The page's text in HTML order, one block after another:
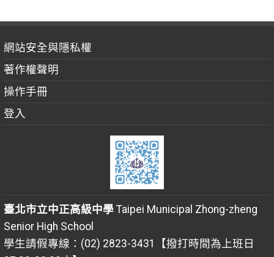
網站安全與隱私權
著作權聲明
操作手冊
登入
臺北市立中正高級中學Taipei Municipal Zhong-zheng
Senior High School
學生請假專線：(02) 2823-3431【撥打時間為上班日